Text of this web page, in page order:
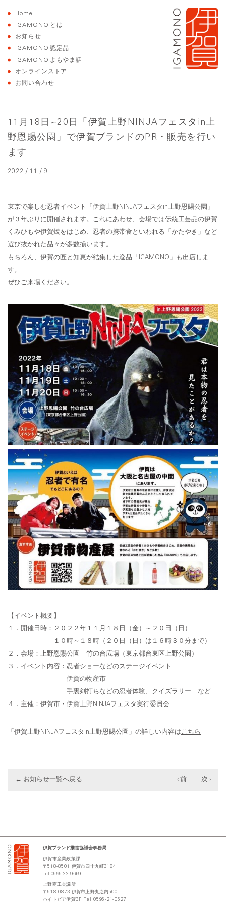
Home
IGAMONO とは
お知らせ
IGAMONO 認定品
IGAMONO よもやま話
オンラインストア
お問い合わせ
11月18日~20日「伊賀上野NINJAフェスタin上
野恩賜公園」で伊賀ブランドのPR・販売を行い
ます
2022 / 11 / 9
東京で楽しむ忍者イベント「伊賀上野NINJAフェスタin上野恩賜公園」
が３年ぶりに開催されます。これにあわせ、会場では伝統工芸品の伊賀
くみひもや伊賀焼をはじめ、忍者の携帯食といわれる「かたやき」など
選び抜かれた品々が多数揃います。
もちろん、伊賀の匠と知恵が結集した逸品「IGAMONO」も出店しま
す。
ぜひご来場ください。
【イベント概要】
１．開催日時：２０２２年１１月１８日（金）～２０日（日）
１０時～１８時（２０日（日）は１６時３０分まで）
２．会場：上野恩賜公園 竹の台広場（東京都台東区上野公園）
３．イベント内容：忍者ショーなどのステージイベント
伊賀の物産市
手裏剣打ちなどの忍者体験、クイズラリー など
４．主催：伊賀市・伊賀上野NINJAフェスタ実行委員会
「伊賀上野NINJAフェスタin上野恩賜公園」の詳しい内容はこちら
← お知らせ一覧へ戻る ‹ 前 次 ›
伊賀ブランド推進協議会事務局
伊賀市産業政策課
〒518-8501 伊賀市四十九町3184
Tel 0595-22-9669
上野商工会議所
〒518-0873 伊賀市上野丸之内 500
ハイトピア伊賀3F Tel 0595-21-0527